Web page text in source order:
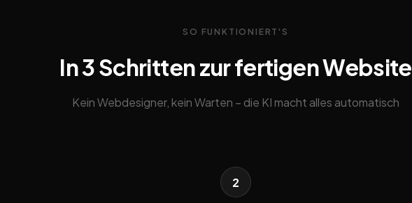
SO FUNKTIONIERT'S
In 3 Schritten zur fertigen Website
Kein Webdesigner, kein Warten – die KI macht alles automatisch
2